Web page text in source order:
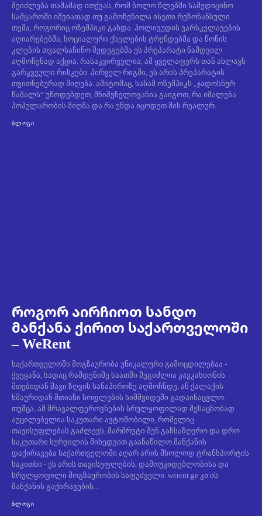
შეიძლება თამამად ითქვას, რომ ბოლო წლებში სამედიცინო
სამყაროში იშვიათად თუ გამოჩენილა ისეთი რეზონანსული
თემა, როგორიც ოზემპიკი გახდა. ჰოლივუდის ვარსკვლავების
აღიარებებმა, სოციალური ქსელების ტრენდებმა და წონის
კლების თვალსაჩინო შედეგებმა ეს პრეპარატი ნამდვილ
აღმოჩენად აქცია. რასაკვირველია, ამ ყველაფერს თან ახლავს
გარკვეული რისკები. პირველ რიგში, ეს არის პრეპარატის
თვითნებურად მიღება. ამიტომაც, სანამ ოზემპიკს „ჯადოსნურ
წამალს“ უწოდებდეთ, მნიშვნელოვანია გაიგოთ, რა იმალება
პოპულარობის მიღმა და რა უნდა იცოდეთ მის რეალურ...
ᲑᲚᲝᲒᲘ
როგორ აირჩიოთ სანდო
მანქანა ქირით საქართველოში
– WeRent
საქართველოში მოგზაურობა უნიკალური გამოცდილებაა -
ქვეყანა, სადაც რამდენიმე საათში შეგიძლია კავკასიონის
მთებიდან შავი ზღვის სანაპიროზე აღმოჩნდე, ან ქალაქის
ხმაურიდან მთიანი სოფლების სიმშვიდეში გადაინაცვლო.
თუმცა, ამ მრავალფეროვნების სრულყოფილად შესაცნობად
აუცილებელია საკუთარი ავტომობილი, რომელიც
თავისუფლებას გაძლევს, მარშრუტი შენ განსაზღვრო და დრო
საკუთარი სურვილის მიხედვით გაანაწილო.მანქანის
დაქირავება საქართველოში აღარ არის მხოლოდ ტრანსპორტის
საკითხი - ეს არის თავისუფლების, დამოუკიდებლობისა და
სრულყოფილი მოგზაურობის საფუძველი. werent.ge კი ის
მანქანის გაქირავების...
ᲑᲚᲝᲒᲘ